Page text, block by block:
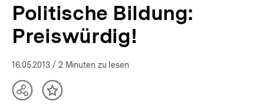
Politische Bildung:
Preiswürdig!
16.05.2013 / 2 Minuten zu lesen
TeilenInhalt